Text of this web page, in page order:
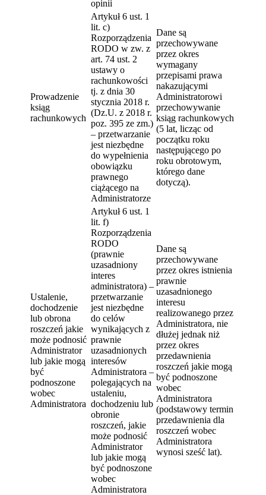
opinii
Prowadzenie
ksiąg
rachunkowych
Artykuł 6 ust. 1
lit. c)
Rozporządzenia
RODO w zw. z
art. 74 ust. 2
ustawy o
rachunkowości
tj. z dnia 30
stycznia 2018 r.
(Dz.U. z 2018 r.
poz. 395 ze zm.)
– przetwarzanie
jest niezbędne
do wypełnienia
obowiązku
prawnego
ciążącego na
Administratorze
Dane są
przechowywane
przez okres
wymagany
przepisami prawa
nakazującymi
Administratorowi
przechowywanie
ksiąg rachunkowych
(5 lat, licząc od
początku roku
następującego po
roku obrotowym,
którego dane
dotyczą).
Ustalenie,
dochodzenie
lub obrona
roszczeń jakie
może podnosić
Administrator
lub jakie mogą
być
podnoszone
wobec
Administratora
Artykuł 6 ust. 1
lit. f)
Rozporządzenia
RODO
(prawnie
uzasadniony
interes
administratora) –
przetwarzanie
jest niezbędne
do celów
wynikających z
prawnie
uzasadnionych
interesów
Administratora –
polegających na
ustaleniu,
dochodzeniu lub
obronie
roszczeń, jakie
może podnosić
Administrator
lub jakie mogą
być podnoszone
wobec
Administratora
Dane są
przechowywane
przez okres istnienia
prawnie
uzasadnionego
interesu
realizowanego przez
Administratora, nie
dłużej jednak niż
przez okres
przedawnienia
roszczeń jakie mogą
być podnoszone
wobec
Administratora
(podstawowy termin
przedawnienia dla
roszczeń wobec
Administratora
wynosi sześć lat).